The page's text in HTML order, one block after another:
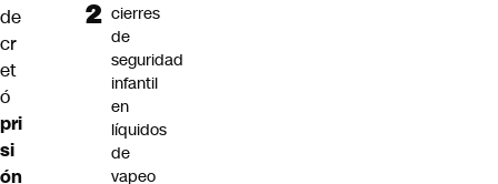
de
cr
et
ó
pri
si
ón
cierres
de
seguridad
infantil
en
líquidos
de
vapeo